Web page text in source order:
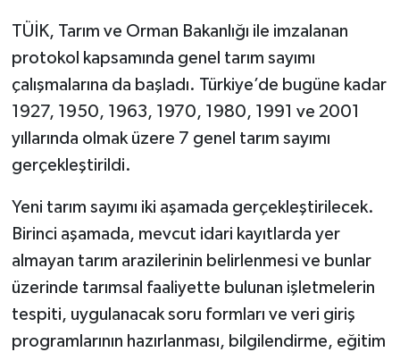
TÜİK, Tarım ve Orman Bakanlığı ile imzalanan
protokol kapsamında genel tarım sayımı
çalışmalarına da başladı. Türkiye’de bugüne kadar
1927, 1950, 1963, 1970, 1980, 1991 ve 2001
yıllarında olmak üzere 7 genel tarım sayımı
gerçekleştirildi.
Yeni tarım sayımı iki aşamada gerçekleştirilecek.
Birinci aşamada, mevcut idari kayıtlarda yer
almayan tarım arazilerinin belirlenmesi ve bunlar
üzerinde tarımsal faaliyette bulunan işletmelerin
tespiti, uygulanacak soru formları ve veri giriş
programlarının hazırlanması, bilgilendirme, eğitim